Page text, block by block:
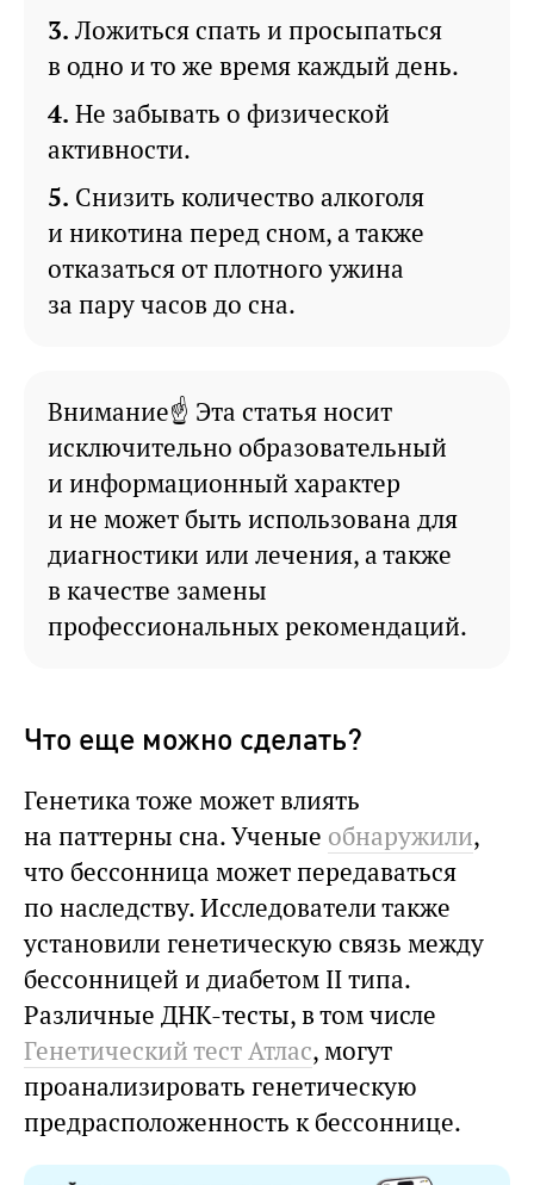
Ложиться спать и просыпаться
в одно и то же время каждый день.
Не забывать о физической
активности.
Снизить количество алкоголя
и никотина перед сном, а также
отказаться от плотного ужина
за пару часов до сна.
Внимание☝ Эта статья носит
исключительно образовательный
и информационный характер
и не может быть использована для
диагностики или лечения, а также
в качестве замены
профессиональных рекомендаций.
Что еще можно сделать?
Генетика тоже может влиять
на паттерны сна. Ученые обнаружили,
что бессонница может передаваться
по наследству. Исследователи также
установили генетическую связь между
бессонницей и диабетом II типа.
Различные ДНК-тесты, в том числе
Генетический тест Атлас, могут
проанализировать генетическую
предрасположенность к бессоннице.